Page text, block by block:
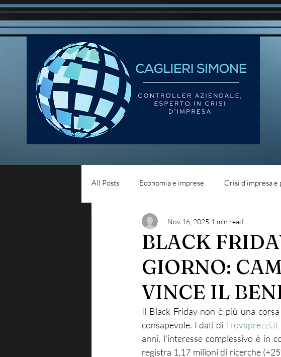
All Posts Economia e imprese Crisi d'impresa e
Diritto del lavoro Blog - liquidità aziendale
BLACK
GIORNO:
VINCE IL
Nov 16, 2025 1 min read
Il Black Friday non è più una
consapevole. I dati di Trovaprezzi.it
anni, l’interesse complessivo è in
registra 1,17 milioni di ricerche